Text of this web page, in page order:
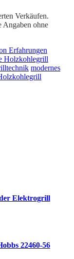
Verkäufen.
Angaben ohne
Erfahrungen
Holzkohlegrill
modernes
Elektrogrill
22460-56